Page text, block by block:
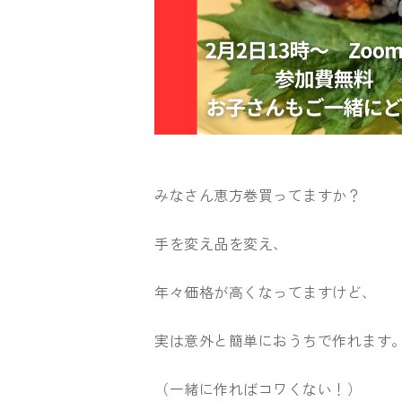
みなさん恵方巻買ってますか？
手を変え品を変え、
年々価格が高くなってますけど、
実は意外と簡単におうちで作れます
（一緒に作ればコワくない！）